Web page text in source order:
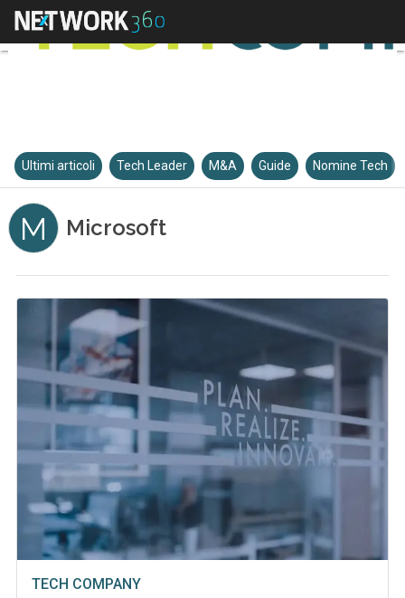
Ultimi articoli Tech Leader M&A Guide Nomine Tech
M Microsoft
TECH COMPANY